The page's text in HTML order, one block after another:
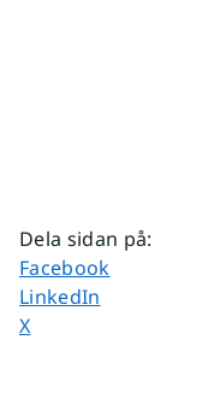
Dela sidan på:
Dela sidan på
Facebook
Dela sidan på
LinkedIn
Dela sidan på
X